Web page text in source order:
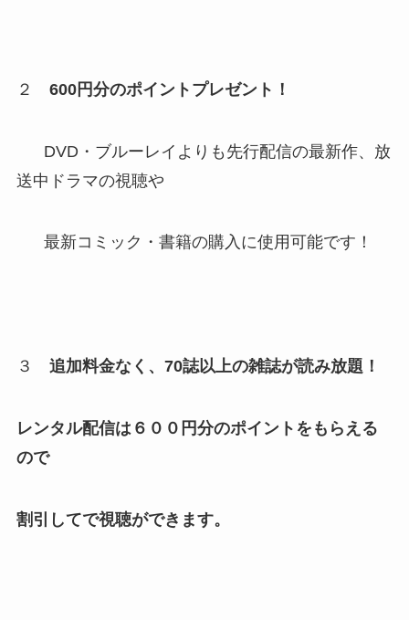
２ 600円分のポイントプレゼント！
DVD・ブルーレイよりも先行配信の最新作、放
送中ドラマの視聴や
最新コミック・書籍の購入に使用可能です！
３ 追加料金なく、 70誌以上の雑誌が読み放題！
レンタル配信は６００円分のポイントをもらえる
ので
割引してで視聴ができます。